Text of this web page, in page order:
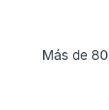
Más de